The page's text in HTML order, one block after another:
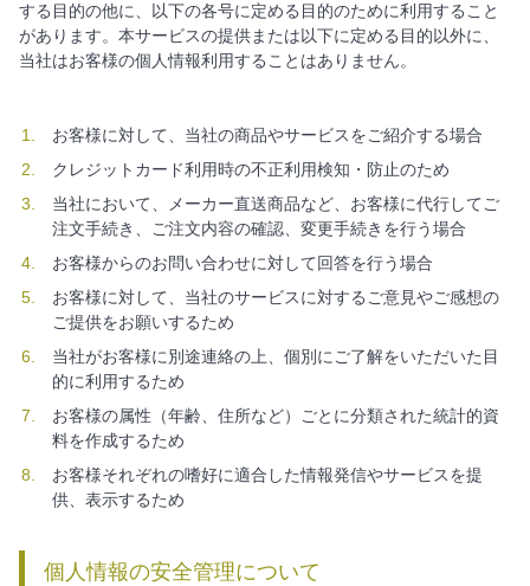
する目的の他に、以下の各号に定める目的のために利用すること
があります。本サービスの提供または以下に定める目的以外に、
当社はお客様の個人情報利用することはありません。
お客様に対して、当社の商品やサービスをご紹介する場合
クレジットカード利用時の不正利用検知・防止のため
当社において、メーカー直送商品など、お客様に代行してご
注文手続き、ご注文内容の確認、変更手続きを行う場合
お客様からのお問い合わせに対して回答を行う場合
お客様に対して、当社のサービスに対するご意見やご感想の
ご提供をお願いするため
当社がお客様に別途連絡の上、個別にご了解をいただいた目
的に利用するため
お客様の属性（年齢、住所など）ごとに分類された統計的資
料を作成するため
お客様それぞれの嗜好に適合した情報発信やサービスを提
供、表示するため
個人情報の安全管理について